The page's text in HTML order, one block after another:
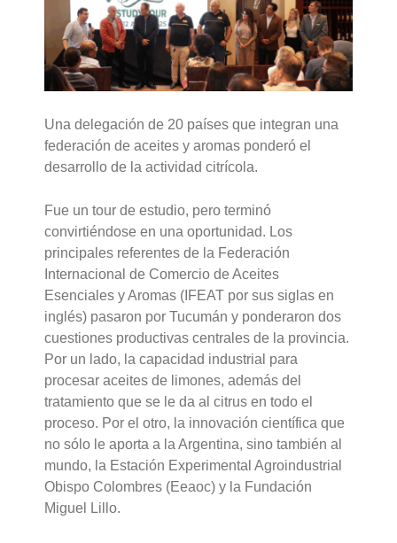
Una delegación de 20 países que integran una
federación de aceites y aromas ponderó el
desarrollo de la actividad citrícola.
Fue un tour de estudio, pero terminó
convirtiéndose en una oportunidad. Los
principales referentes de la Federación
Internacional de Comercio de Aceites
Esenciales y Aromas (IFEAT por sus siglas en
inglés) pasaron por Tucumán y ponderaron dos
cuestiones productivas centrales de la provincia.
Por un lado, la capacidad industrial para
procesar aceites de limones, además del
tratamiento que se le da al citrus en todo el
proceso. Por el otro, la innovación científica que
no sólo le aporta a la Argentina, sino también al
mundo, la Estación Experimental Agroindustrial
Obispo Colombres (Eeaoc) y la Fundación
Miguel Lillo.